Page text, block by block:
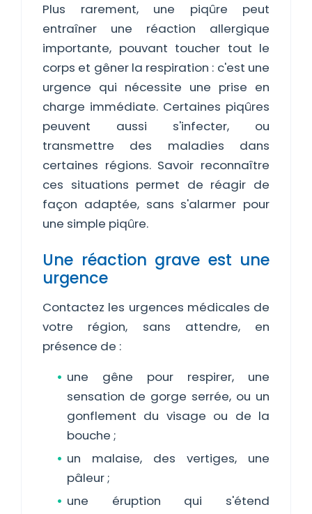
Plus rarement, une piqûre peut
entraîner une réaction allergique
importante, pouvant toucher tout le
corps et gêner la respiration : c'est une
urgence qui nécessite une prise en
charge immédiate. Certaines piqûres
peuvent aussi s'infecter, ou
transmettre des maladies dans
certaines régions. Savoir reconnaître
ces situations permet de réagir de
façon adaptée, sans s'alarmer pour
une simple piqûre.
Une réaction grave est une
urgence
Contactez les urgences médicales de
votre région, sans attendre, en
présence de :
une gêne pour respirer, une
sensation de gorge serrée, ou un
gonflement du visage ou de la
bouche ;
un malaise, des vertiges, une
pâleur ;
une éruption qui s'étend